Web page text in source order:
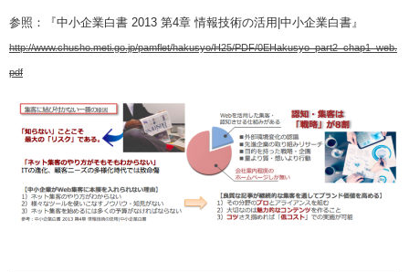
参照：『中小企業白書 2013 第4章 情報技術の活用|中小企業白書』
http://www.chusho.meti.go.jp/pamflet/hakusyo/H25/PDF/0EHakusyo_part2_chap1_web.
pdf